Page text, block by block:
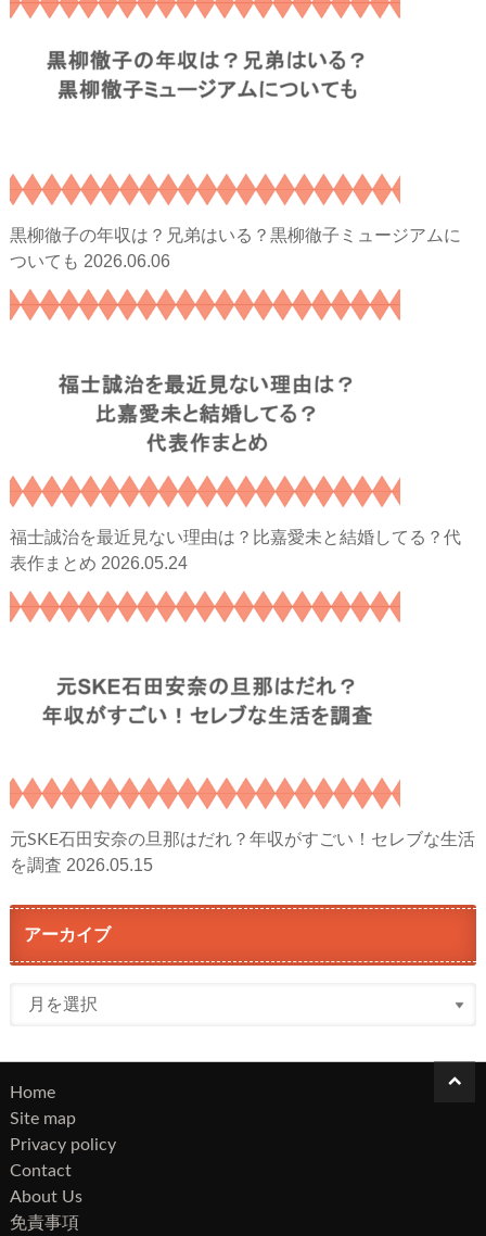
黒柳徹子の年収は？兄弟はいる？黒柳徹子ミュージアムに
ついても 2026.06.06
福士誠治を最近見ない理由は？比嘉愛未と結婚してる？代
表作まとめ 2026.05.24
元SKE石田安奈の旦那はだれ？年収がすごい！セレブな生活
を調査 2026.05.15
アーカイブ
ブ
Home
Site map
Privacy policy
Contact
About Us
免責事項